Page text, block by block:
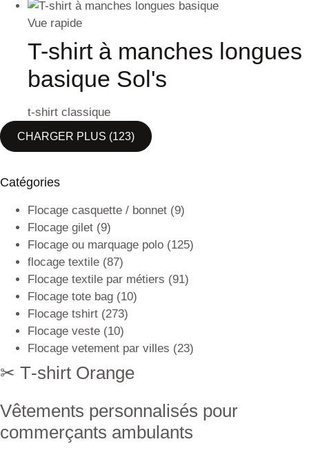
Vue rapide
T-shirt à manches longues
basique Sol's
t-shirt classique
CHARGER PLUS (123)
Catégories
Flocage casquette / bonnet (9)
Flocage gilet (9)
Flocage ou marquage polo (125)
flocage textile (87)
Flocage textile par métiers (91)
Flocage tote bag (10)
Flocage tshirt (273)
Flocage veste (10)
Flocage vetement par villes (23)
✂ T‑shirt Orange
Vêtements personnalisés pour
commerçants ambulants